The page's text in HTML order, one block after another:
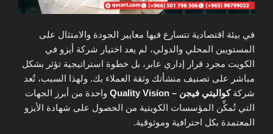
في بيئة اقتصادية تتسارع فيها معايير الجودة والامتثال على
المستويين المحلي والدولي، لم يعد اختيار شركة أيزو في
الكويت مجرد قرار إداري عابر، بل خطوة استراتيجية تؤثر بشكل
مباشر على تصنيف منشأتك وثقة العملاء بك. ولهذا السبب، تُعد
شركةكواليتي فيجن – Quality Vision
واحدة من أبرز الجهات
التي تُمكِّن المؤسسات الكويتية من الحصول على شهادة الأيزو
المعتمدة بكل احترافية وموثوقية.